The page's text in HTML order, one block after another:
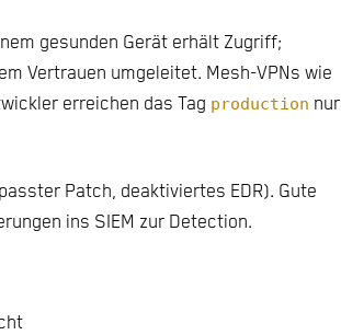
gesunden Gerät erhält Zugriff;
Vertrauen umgeleitet. Mesh-VPNs wie
erreichen das Tag production nur
Patch, deaktiviertes EDR). Gute
ins SIEM zur Detection.